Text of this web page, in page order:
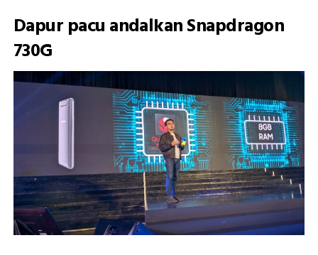
Dapur pacu andalkan Snapdragon
730G